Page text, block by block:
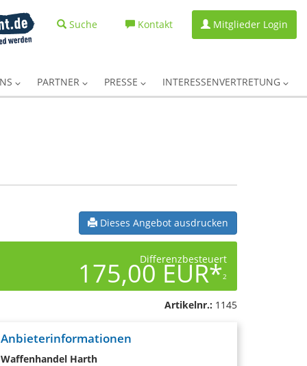
Suche Kontakt Mitglieder Login
PARTNER PRESSE INTERESSENVERTRETUNG
Dieses Angebot ausdrucken
Differenzbesteuert
175,00 EUR*2
Artikelnr.: 1145
Anbieterinformationen
Waffenhandel Harth